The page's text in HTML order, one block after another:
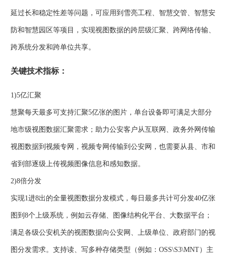
延过长和稳定性差等问题，可应用到雪亮工程、智慧交管、智慧安
防和智慧园区等项目，实现视图数据的跨层级汇聚、跨网络传输、
跨系统分发和跨单位共享。
关键技术指标：
1)5亿汇聚
慧聚每天最多可支持汇聚5亿张的图片，单台设备即可满足大部分
地市级视图数据汇聚需求；助力公安客户从互联网、政务外网传输
视图数据到视频专网，视频专网传输到公安网，也需要从县、市和
省到部逐级上传视频图像信息和感知数据。
2)8倍分发
实现1进8出的全量视图数据分发模式，每日最多共计可分发40亿张
图到8个上级系统，例如云存储、图像结构化平台、大数据平台；
满足各级公安机关的视图数据向公安网、上级单位、政府部门的视
图分发需求。支持读、写多种存储类型（例如：OSS\S3\MNT）主